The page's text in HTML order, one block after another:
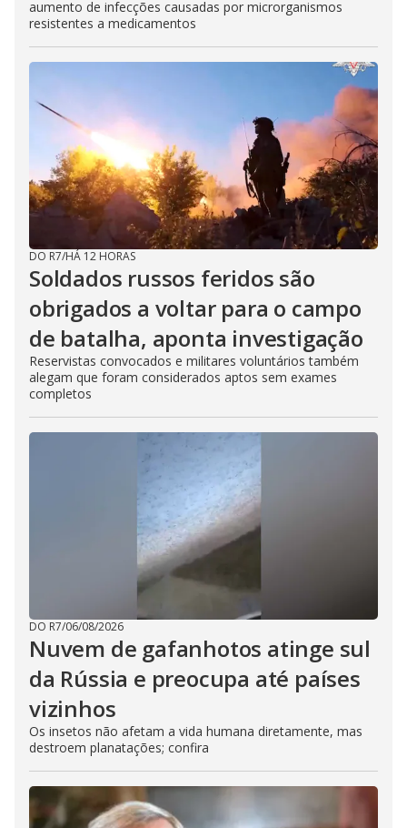
aumento de infecções causadas por microrganismos
resistentes a medicamentos
DO R7/HÁ 12 HORAS
Soldados russos feridos são
obrigados a voltar para o campo
de batalha, aponta investigação
Reservistas convocados e militares voluntários também
alegam que foram considerados aptos sem exames
completos
DO R7/06/08/2026
Nuvem de gafanhotos atinge sul
da Rússia e preocupa até países
vizinhos
Os insetos não afetam a vida humana diretamente, mas
destroem planatações; confira